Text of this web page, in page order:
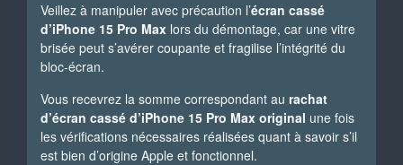
Veillez à manipuler avec précaution l’écran cassé
d’iPhone 15 Pro Max lors du démontage, car une vitre
brisée peut s’avérer coupante et fragilise l’intégrité du
bloc-écran.
Vous recevrez la somme correspondant au rachat
d’écran cassé d’iPhone 15 Pro Max original une fois
les vérifications nécessaires réalisées quant à savoir s’il
est bien d’origine Apple et fonctionnel.